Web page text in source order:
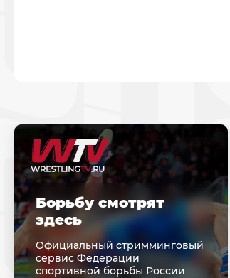
Борьбу смотрят
здесь
Официальный стримминговый
сервис Федерации
спортивной борьбы России